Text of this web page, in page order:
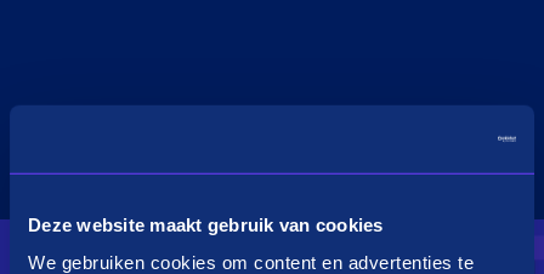
Deze website maakt gebruik van cookies
We gebruiken cookies om content en advertenties te